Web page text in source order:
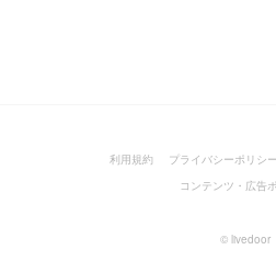
利用規約 プライバシーポリシー
コンテンツ・広告
© livedoor